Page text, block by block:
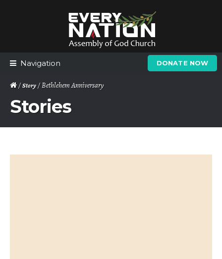
Navigation DONATE NOW
/Story/ Bethlehem Anniversary
Stories